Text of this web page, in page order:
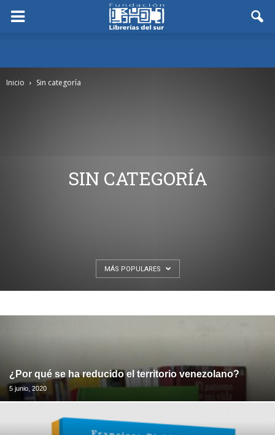
Inicio Sin categoría
SIN CATEGORÍA
MÁS POPULARES
¿Por qué se ha reducido el territorio venezolano?
5 junio, 2020